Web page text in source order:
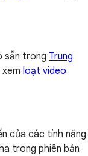
sẵn trong Trung
loạt video
của các tính năng
trong phiên bản